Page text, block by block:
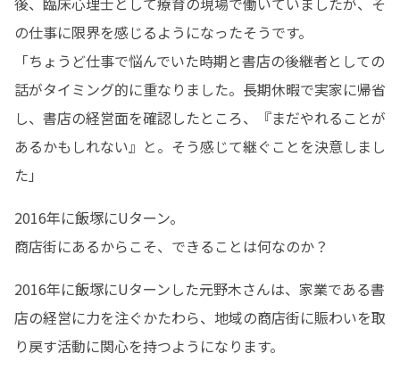
の仕事に限界を感じるようになったそうです。
「ちょうど仕事で悩んでいた時期と書店の後継者としての
話がタイミング的に重なりました。長期休暇で実家に帰省
し、書店の経営面を確認したところ、『まだやれることが
あるかもしれない』と。そう感じて継ぐことを決意しまし
た」
2016年に飯塚にUターン。
商店街にあるからこそ、できることは何なのか？
2016年に飯塚にUターンした元野木さんは、家業である書
店の経営に力を注ぐかたわら、地域の商店街に賑わいを取
り戻す活動に関心を持つようになります。